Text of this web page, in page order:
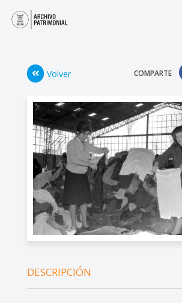
Volver COMPARTE
DESCRIPCIÓN